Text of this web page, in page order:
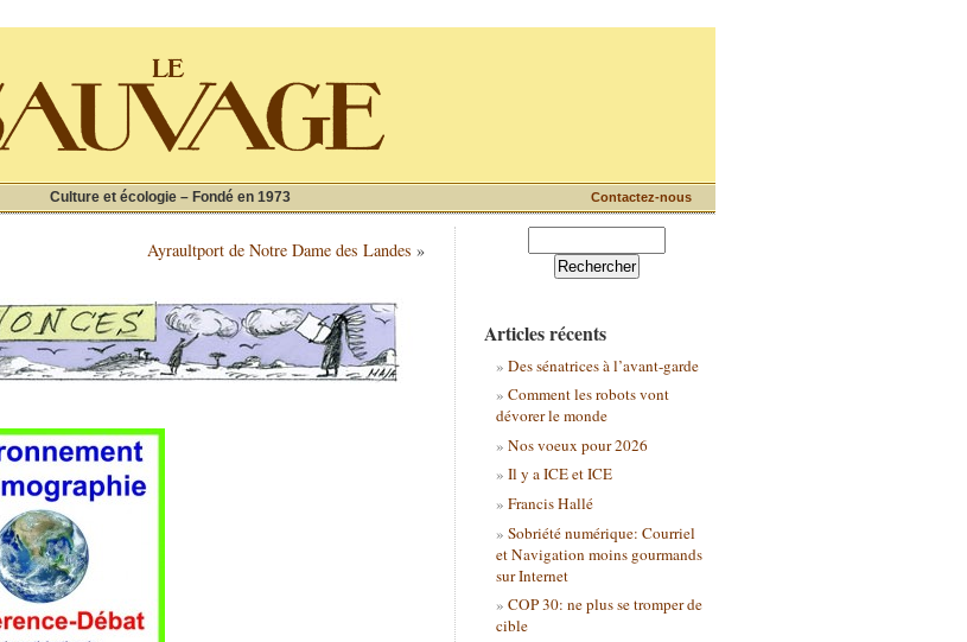
Culture et écologie – Fondé en 1973 Contactez-nous
Ayraultport de Notre Dame des Landes »
Articles récents
Des sénatrices à l’avant-garde
Comment les robots vont
dévorer le monde
Nos voeux pour 2026
Il y a ICE et ICE
Francis Hallé
Sobriété numérique: Courriel
et Navigation moins gourmands
sur Internet
COP 30: ne plus se tromper de
cible